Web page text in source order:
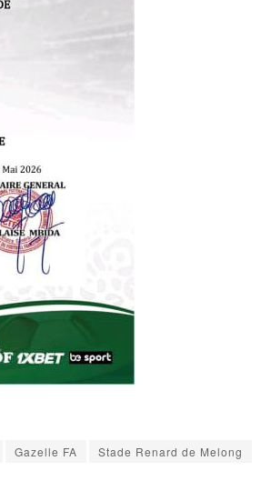
Gazelle FA Stade Renard de Melong